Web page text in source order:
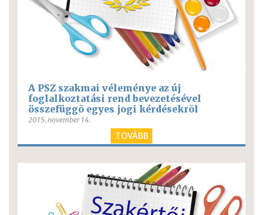
A PSZ szakmai véleménye az új
foglalkoztatási rend bevezetésével
összefüggõ egyes jogi kérdésekrõl
2015. november 14.
TOVÁBB